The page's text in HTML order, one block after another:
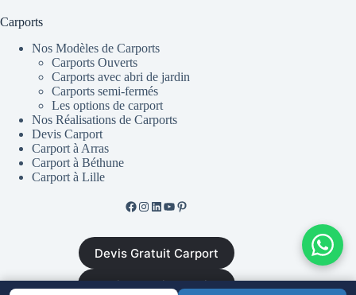
Carports
Nos Modèles de Carports
Carports Ouverts
Carports avec abri de jardin
Carports semi-fermés
Les options de carport
Nos Réalisations de Carports
Devis Carport
Carport à Arras
Carport à Béthune
Carport à Lille
Facebook de ML Fusion
Instgram
LinkedIn
YouTube
Pinterest
Devis Gratuit Carport
Devis Gratuit Escalier